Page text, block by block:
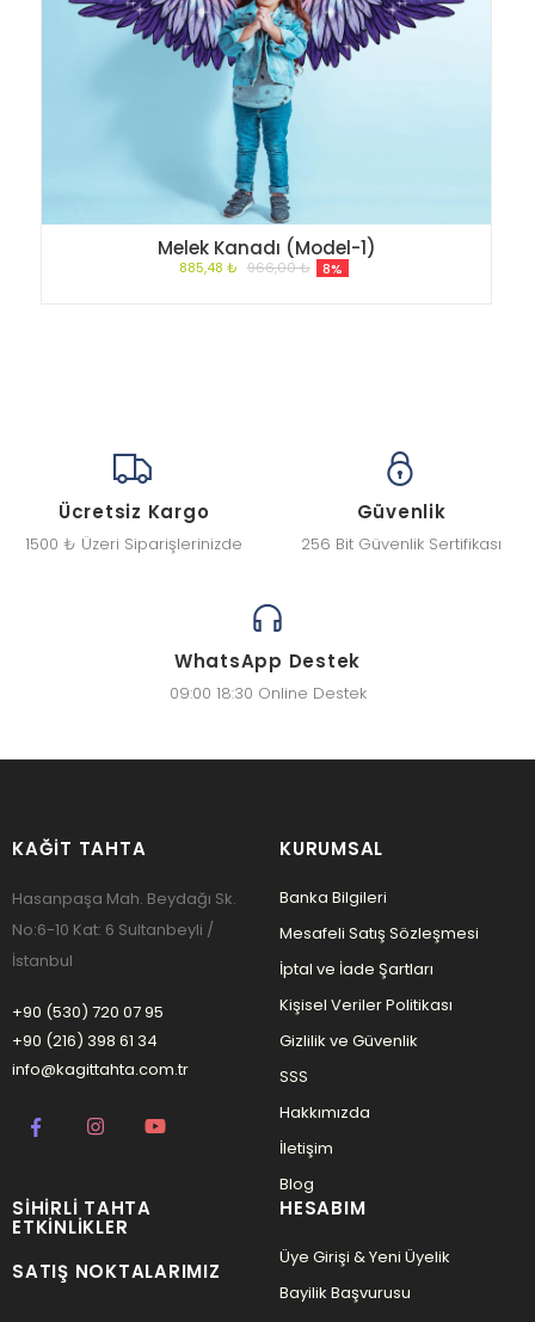
Melek Kanadı (Model-1)
885,48 ₺ 966,00 ₺ 8%
Ücretsiz Kargo
1500 ₺ Üzeri Siparişlerinizde
Güvenlik
256 Bit Güvenlik Sertifikası
WhatsApp Destek
09:00 18:30 Online Destek
KAĞIT TAHTA
Hasanpaşa Mah. Beydağı Sk.
No:6-10 Kat: 6 Sultanbeyli /
İstanbul
+90 (530) 720 07 95
+90 (216) 398 61 34
info@kagittahta.com.tr
KURUMSAL
Banka Bilgileri
Mesafeli Satış Sözleşmesi
İptal ve İade Şartları
Kişisel Veriler Politikası
Gizlilik ve Güvenlik
SSS
Hakkımızda
İletişim
Blog
SIHIRLI TAHTA
ETKINLIKLER
SATIŞ NOKTALARIMIZ
HESABIM
Üye Girişi & Yeni Üyelik
Bayilik Başvurusu